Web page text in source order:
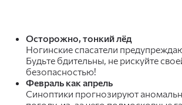
Осторожно, тонкий лёд
Ногинские спасатели
Будьте бдительны, не рискуйте
безопасностью!
Февраль как апрель
Синоптики прогнозируют